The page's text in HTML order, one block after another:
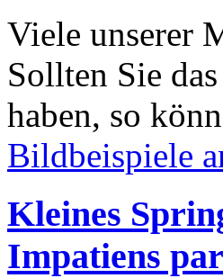
Viele unserer
Sollten Sie
haben, so
Bildbeispiele
Kleines
Impatiens